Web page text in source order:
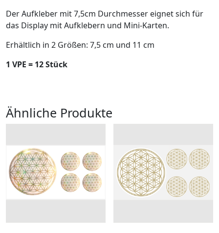
Der Aufkleber mit 7,5cm Durchmesser eignet sich für
das Display mit Aufklebern und Mini-Karten.
Erhältlich in 2 Größen: 7,5 cm und 11 cm
1 VPE = 12 Stück
Ähnliche Produkte